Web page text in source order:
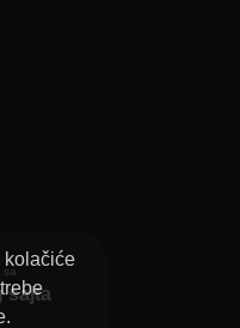
sa
sajta
kolačiće